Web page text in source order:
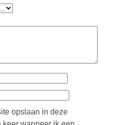
opslaan in deze